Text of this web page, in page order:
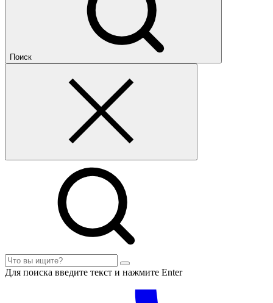
Поиск
Для поиска введите текст и нажмите Enter